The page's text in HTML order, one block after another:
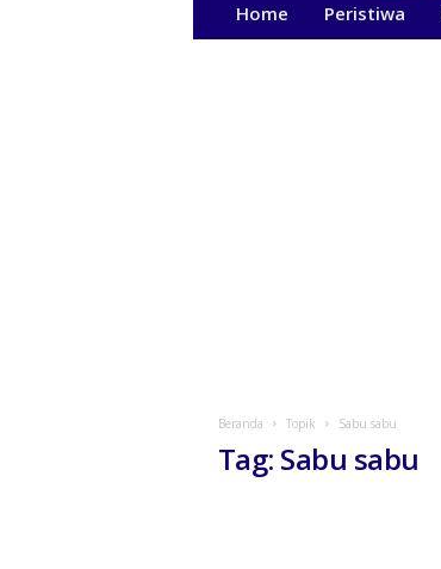
i
Home Peristiwa
Beranda Topik Sabu sabu
Tag: Sabu sabu